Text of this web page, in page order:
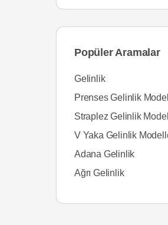
Popüler Aramalar
Gelinlik
Prenses Gelinlik
Straplez Gelinlik
V Yaka Gelinlik
Adana Gelinlik
Ağrı Gelinlik